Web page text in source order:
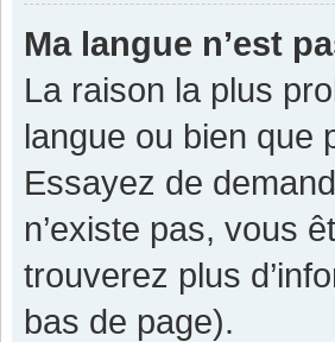
Ma langue n’est
La raison la plus
langue ou bien que
Essayez de
n’existe pas, vous
trouverez plus
bas de page).